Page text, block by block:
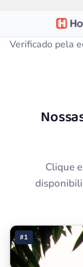
Verificado pela
Clique
#1